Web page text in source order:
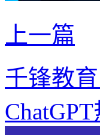
上一篇
千锋教